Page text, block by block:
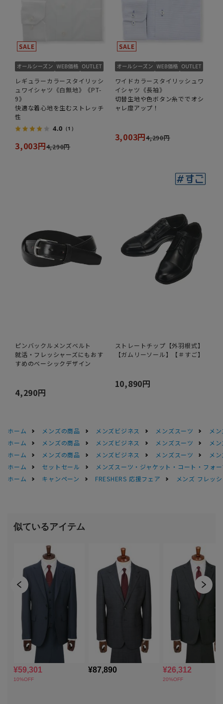
レギュラーカラースタイリッシ
ュワイシャツ《白無地》《PT-
9》
快適な着心地を生むストレッチ
性
4.0 （1）
3,003円4,290円
ワイドカラースタイリッシュワ
イシャツ《長袖》
切替生地や色ボタン糸ででオシ
ャレ度アップ！
3,003円4,290円
ピンバックルメンズベルト
就活・フレッシャーズにもおす
すめのベーシックデザイン
4,290円
ストレートチップ【外羽根式】
【ガムリーソール】【＃すご】
10,890円
ホーム メンズの商品 メンズビジネス メンズスーツ
メ
ホーム
メンズの商品 メンズビジネス メンズスーツ
メ
ホーム
メンズの商品 メンズビジネス メンズスーツ
メ
ホーム
セットセール
メンズスーツ・ジャケット・コート・フォ
ホーム
キャンペーン FRESHERS 応援フェア メンズ フレッ